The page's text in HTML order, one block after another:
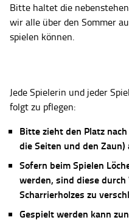
Bitte haltet die
wir alle über den Sommer
spielen können.
Jede Spielerin und jeder
folgt zu pflegen:
Bitte zieht den Platz
die Seiten und den Zaun)
Sofern beim Spielen
werden, sind diese
Scharrierholzes zu
Gespielt werden kann